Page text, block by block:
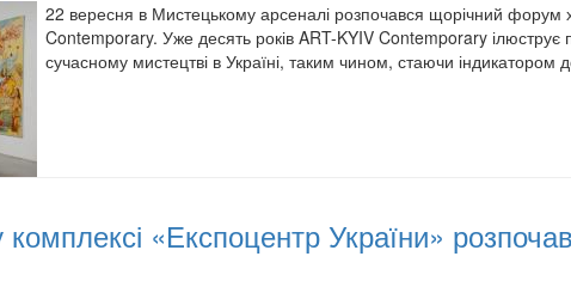
22 вересня в Мистецькому арсеналі розпочався щорічний форум
Contemporary. Уже десять років ART-KYIV Contemporary ілюструє
сучасному мистецтві в Україні, таким чином, стаючи індикатором
«Експоцентр України»